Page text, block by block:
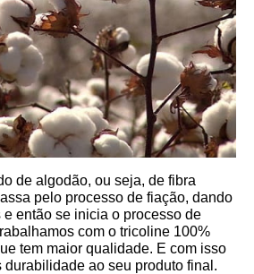
de algodão, ou seja, de fibra
pelo processo de fiação, dando
então se inicia o processo de
com o tricoline 100%
tem maior qualidade. E com isso
durabilidade ao seu produto final.